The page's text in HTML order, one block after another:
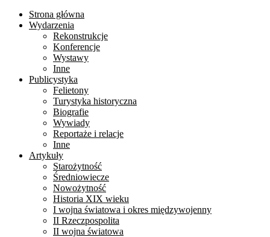
Strona główna
Wydarzenia
Rekonstrukcje
Konferencje
Wystawy
Inne
Publicystyka
Felietony
Turystyka historyczna
Biografie
Wywiady
Reportaże i relacje
Inne
Artykuły
Starożytność
Średniowiecze
Nowożytność
Historia XIX wieku
I wojna światowa i okres międzywojenny
II Rzeczpospolita
II wojna światowa